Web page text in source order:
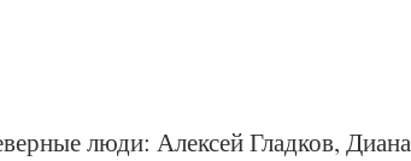
люди: Алексей Гладков,